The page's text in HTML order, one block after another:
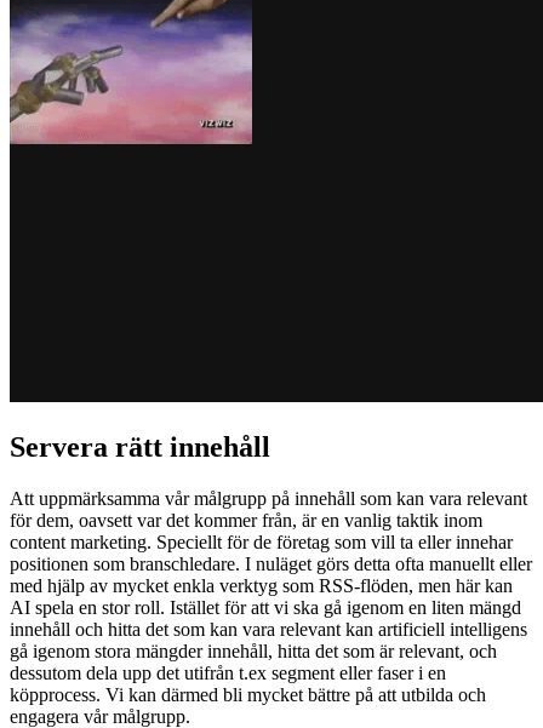
Servera rätt innehåll
Att uppmärksamma vår målgrupp på innehåll som kan vara relevant
för dem, oavsett var det kommer från, är en vanlig taktik inom
content marketing. Speciellt för de företag som vill ta eller innehar
positionen som branschledare. I nuläget görs detta ofta manuellt eller
med hjälp av mycket enkla verktyg som RSS-flöden, men här kan
AI spela en stor roll. Istället för att vi ska gå igenom en liten mängd
innehåll och hitta det som kan vara relevant kan artificiell intelligens
gå igenom stora mängder innehåll, hitta det som är relevant, och
dessutom dela upp det utifrån t.ex segment eller faser i en
köpprocess. Vi kan därmed bli mycket bättre på att utbilda och
engagera vår målgrupp.